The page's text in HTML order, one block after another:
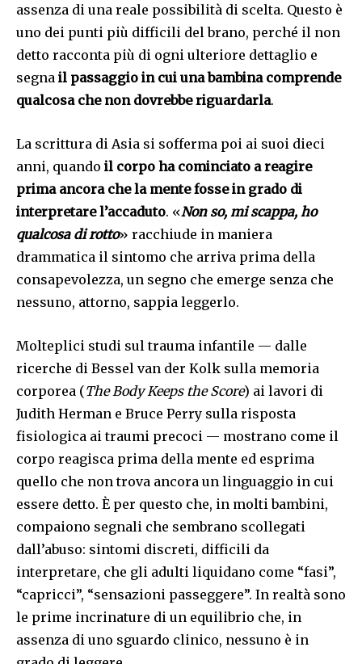
assenza di una reale possibilità di scelta. Questo è
uno dei punti più difficili del brano, perché il non
detto racconta più di ogni ulteriore dettaglio e
segna il passaggio in cui una bambina comprende
qualcosa che non dovrebbe riguardarla.
La scrittura di Asia si sofferma poi ai suoi dieci
anni, quando il corpo ha cominciato a reagire
prima ancora che la mente fosse in grado di
interpretare l’accaduto. «Non so, mi scappa, ho
qualcosa di rotto» racchiude in maniera
drammatica il sintomo che arriva prima della
consapevolezza, un segno che emerge senza che
nessuno, attorno, sappia leggerlo.
Molteplici studi sul trauma infantile — dalle
ricerche di Bessel van der Kolk sulla memoria
corporea (The Body Keeps the Score) ai lavori di
Judith Herman e Bruce Perry sulla risposta
fisiologica ai traumi precoci — mostrano come il
corpo reagisca prima della mente ed esprima
quello che non trova ancora un linguaggio in cui
essere detto. È per questo che, in molti bambini,
compaiono segnali che sembrano scollegati
dall’abuso: sintomi discreti, difficili da
interpretare, che gli adulti liquidano come “fasi”,
“capricci”, “sensazioni passeggere”. In realtà sono
le prime incrinature di un equilibrio che, in
assenza di uno sguardo clinico, nessuno è in